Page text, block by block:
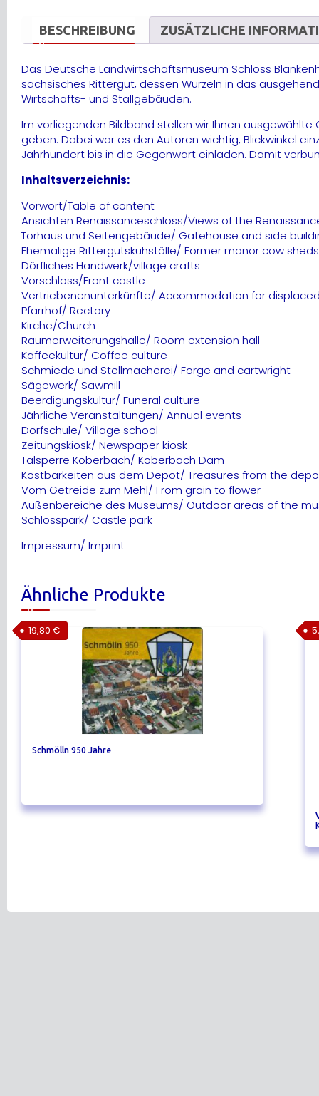
BESCHREIBUNG ZUSÄTZLICHE
Das Deutsche Landwirtschaftsmuseum Schloss
sächsisches Rittergut, dessen Wurzeln in das
Wirtschafts- und Stallgebäuden.
Im vorliegenden Bildband stellen wir Ihnen ausgewählte
geben. Dabei war es den Autoren wichtig, Blickwinkel
Jahrhundert bis in die Gegenwart einladen. Damit
Inhaltsverzeichnis:
Vorwort/Table of content
Ansichten Renaissanceschloss/Views of the
Torhaus und Seitengebäude/ Gatehouse and side
Ehemalige Rittergutskuhställe/ Former manor cow sheds
Dörfliches Handwerk/village crafts
Vorschloss/Front castle
Vertriebenenunterkünfte/ Accommodation for
Pfarrhof/ Rectory
Kirche/Church
Raumerweiterungshalle/ Room extension hall
Kaffeekultur/ Coffee culture
Schmiede und Stellmacherei/ Forge and cartwright
Sägewerk/ Sawmill
Beerdigungskultur/ Funeral culture
Jährliche Veranstaltungen/ Annual events
Dorfschule/ Village school
Zeitungskiosk/ Newspaper kiosk
Talsperre Koberbach/ Koberbach Dam
Kostbarkeiten aus dem Depot/ Treasures from the
Vom Getreide zum Mehl/ From grain to flower
Außenbereiche des Museums/ Outdoor areas of the
Schlosspark/ Castle park
Impressum/ Imprint
Ähnliche Produkte
Schmölln 950 Jahre
19,80 €